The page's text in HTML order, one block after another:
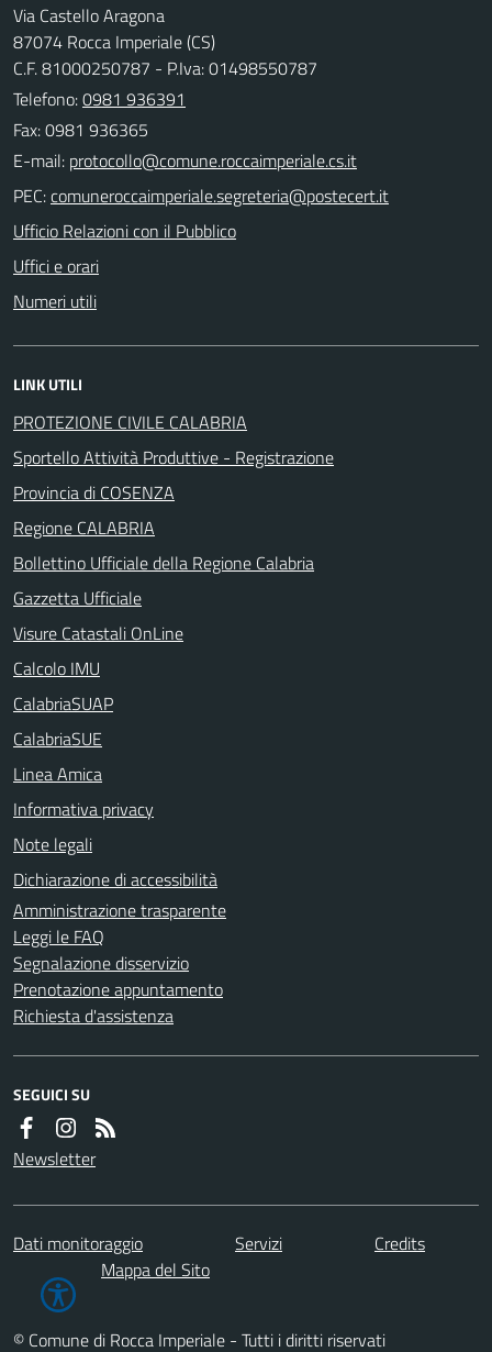
Via Castello Aragona
87074 Rocca Imperiale (CS)
C.F. 81000250787 - P.Iva: 01498550787
Telefono:0981 936391
Fax: 0981 936365
E-mail:
PEC:
Ufficio Relazioni con il Pubblico
Uffici e orari
Numeri utili
LINK UTILI
PROTEZIONE CIVILE CALABRIA
Sportello Attività Produttive - Registrazione
Provincia di COSENZA
Regione CALABRIA
Bollettino Ufficiale della Regione Calabria
Gazzetta Ufficiale
Visure Catastali OnLine
Calcolo IMU
CalabriaSUAP
CalabriaSUE
Linea Amica
Informativa privacy
Note legali
Dichiarazione di accessibilità
Amministrazione trasparente
Leggi le FAQ
Segnalazione disservizio
Prenotazione appuntamento
Richiesta d'assistenza
SEGUICI SU
Newsletter
Dati monitoraggio Servizi
Credits
Mappa del Sito
© Comune di Rocca Imperiale - Tutti i diritti riservati